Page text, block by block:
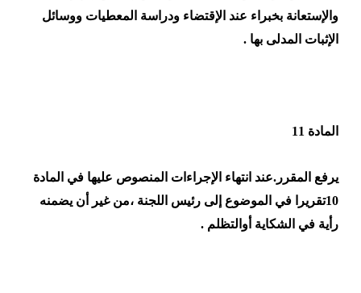
والإستعانة بخبراء عند الإقتضاء ودراسة المعطيات ووسائل
الإثبات المدلى بها .
المادة 11
يرفع المقرر.عند انتهاء الإجراءات المنصوص عليها في المادة
10تقريرا في الموضوع إلى رئيس اللجنة ،من غير أن يضمنه
رأية في الشكاية أوالتظلم .